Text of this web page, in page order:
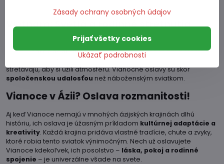
Vietnam: Svetlá a rodinné stretnutia
Aj keď Vietnam nie je tradične kresťanskou krajinou, Vianoce sa tu
stávajúčoraz populárnejšími. Mestá ako Hočiminovo Mesto sa
premieňajú na žiarivé svetelné scenérie, kde sa rodiny a priatelia
stretávajú, aby si užili atmosféru. Vianočné oslavy sú skôr
spoločenskou udalosťou než náboženským sviatkom.
Vianoce v Ázii? Oslava rozmanitosti!
Aj keď Vianoce nemajú v mnohých ázijských krajinách dlhú
históriu, ich oslava je úžasným príkladom kultúrnej adaptácie a
kreativity. Každá krajina pridáva vlastné tradície, chute a zvyky,
ktoré robia tento sviatok výnimočným. Nech už oslavujete
Vianoce kdekoľvek, ich posolstvo – láska, pokoj a rodinné
spojenie – je univerzálne všade na svete.
Zásady ochrany osobných údajov
Ukázať podrobnosti
Prijať všetky cookies